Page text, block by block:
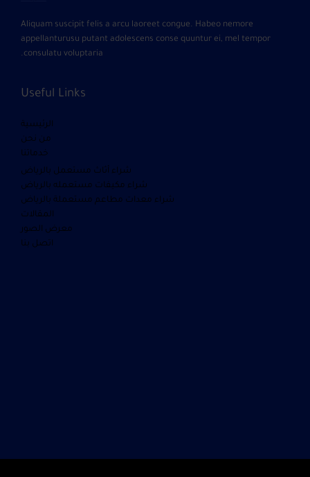
Aliquam suscipit felis a arcu laoreet congue. Habeo nemore
appellanturusu putant adolescens conse quuntur ei, mel tempor
consulatu voluptaria.
Useful Links
الرئيسية
من نحن
خدماتنا
شراء أثاث مستعمل بالرياض
شراء مكيفات مستعمله بالرياض
شراء معدات مطاعم مستعملة بالرياض
المقالات
معرض الصور
اتصل بنا